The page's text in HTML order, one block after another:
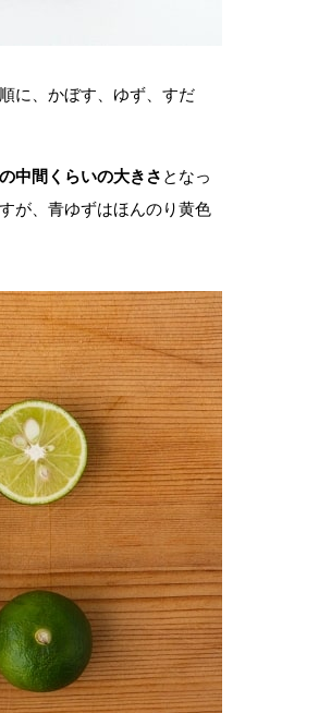
に、かぼす、ゆず、すだ
中間くらいの大きさ となっ
が、青ゆずはほんのり黄色